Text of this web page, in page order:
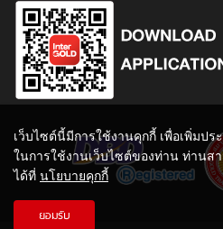
เว็บไซต์นี้มีการใช้งานคุกกี้ เพื่อเพิ่มป
ในการใช้งานเว็บไซต์ของท่าน ท่านส
ได้ที่ นโยบายคุกกี้
ยอมรับ